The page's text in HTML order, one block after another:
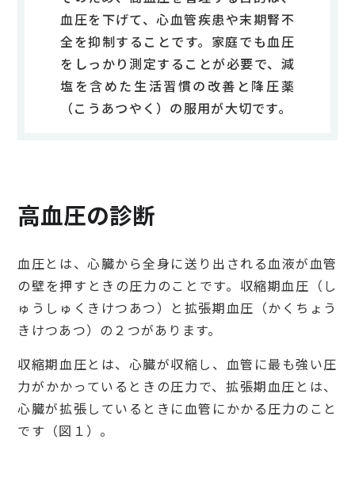
血圧を下げて、心血管疾患や末期腎不
全を抑制することです。家庭でも血圧
をしっかり測定することが必要で、減
塩を含めた生活習慣の改善と降圧薬
（こうあつやく）の服用が大切です。
高血圧の診断
血圧とは、心臓から全身に送り出される血液が血管
の壁を押すときの圧力のことです。収縮期血圧（し
ゅうしゅくきけつあつ）と拡張期血圧（かくちょう
きけつあつ）の２つがあります。
収縮期血圧とは、心臓が収縮し、血管に最も強い圧
力がかかっているときの圧力で、拡張期血圧とは、
心臓が拡張しているときに血管にかかる圧力のこと
です（図１）。